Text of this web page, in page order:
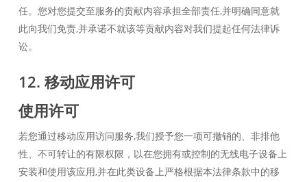
任。您对您提交至服务的贡献内容承担全部责任,并明确同意就
此向我们免责,并承诺不就该等贡献内容对我们提起任何法律诉
讼。
12. 移动应用许可
使用许可
若您通过移动应用访问服务,我们授予您一项可撤销的、非排他
性、不可转让的有限权限，以在您拥有或控制的无线电子设备上
安装和使用该应用,并在此类设备上严格根据本法律条款中的移